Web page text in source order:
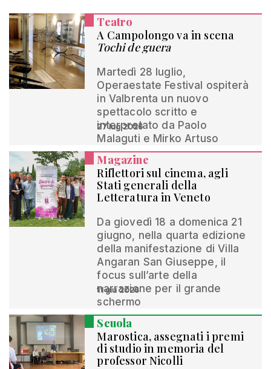
Teatro
A Campolongo va in scena
Tochi de guera
Martedì 28 luglio,
Operaestate Festival ospiterà
in Valbrenta un nuovo
spettacolo scritto e
interpretato da Paolo
Malaguti e Mirko Artuso
27 lug 2026
Magazine
Riflettori sul cinema, agli
Stati generali della
Letteratura in Veneto
Da giovedì 18 a domenica 21
giugno, nella quarta edizione
della manifestazione di Villa
Angaran San Giuseppe, il
focus sull’arte della
narrazione per il grande
schermo
11 giu 2026
Scuola
Marostica, assegnati i premi
di studio in memoria del
professor Nicolli